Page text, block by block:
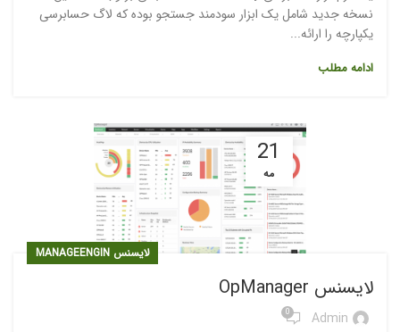
نسخه جدید شامل یک ابزار سودمند جستجو بوده که لاگ حسابرسی
یکپارچه را ارائه...
ادامه مطلب
21
مه
لایسنس MANAGEENGIN
لایسنس OpManager
Admin
0